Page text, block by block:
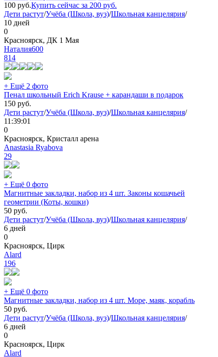
100 руб.Купить сейчас за 200 руб.
Дети растут/Учёба (Школа, вуз)/Школьная канцелярия/
10 дней
0
Красноярск, ДК 1 Мая
Наталия600
814
+ Ещё 2 фото
Пенал школьный Erich Krause + карандаши в подарок
150 руб.
Дети растут/Учёба (Школа, вуз)/Школьная канцелярия/
11:39:01
0
Красноярск, Кристалл арена
Anastasia Ryabova
29
+ Ещё 0 фото
Магнитные закладки, набор из 4 шт. Законы кошачьей
геометрии (Коты, кошки)
50 руб.
Дети растут/Учёба (Школа, вуз)/Школьная канцелярия/
6 дней
0
Красноярск, Цирк
Alard
196
+ Ещё 0 фото
Магнитные закладки, набор из 4 шт. Море, маяк, корабль
50 руб.
Дети растут/Учёба (Школа, вуз)/Школьная канцелярия/
6 дней
0
Красноярск, Цирк
Alard